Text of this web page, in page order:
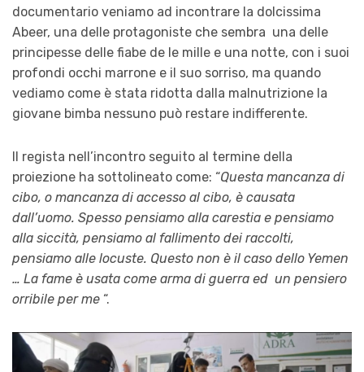
documentario veniamo ad incontrare la dolcissima
Abeer, una delle protagoniste che sembra una delle
principesse delle fiabe de le mille e una notte, con i suoi
profondi occhi marrone e il suo sorriso, ma quando
vediamo come è stata ridotta dalla malnutrizione la
giovane bimba nessuno può restare indifferente.
Il regista nell’incontro seguito al termine della
proiezione ha sottolineato come: “Questa mancanza di
cibo, o mancanza di accesso al cibo, è causata
dall’uomo. Spesso pensiamo alla carestia e pensiamo
alla siccità, pensiamo al fallimento dei raccolti,
pensiamo alle locuste. Questo non è il caso dello Yemen
… La fame è usata come arma di guerra ed un pensiero
orribile per me “.